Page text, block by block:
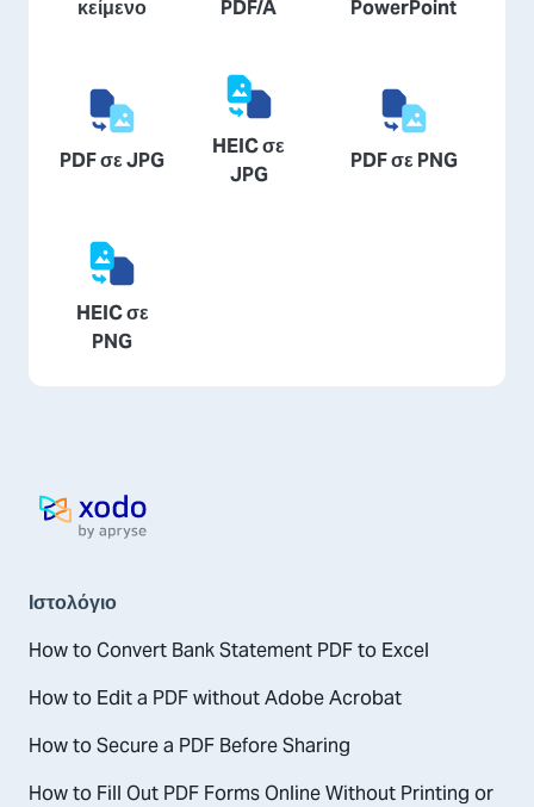
κείμενο
PDF/A
PowerPoint
PDF σε JPG
HEIC σε
JPG
PDF σε PNG
HEIC σε
PNG
Αρχική σελίδα
Ιστολόγιο
How to Convert Bank Statement PDF to Excel
How to Edit a PDF without Adobe Acrobat
How to Secure a PDF Before Sharing
How to Fill Out PDF Forms Online Without Printing or